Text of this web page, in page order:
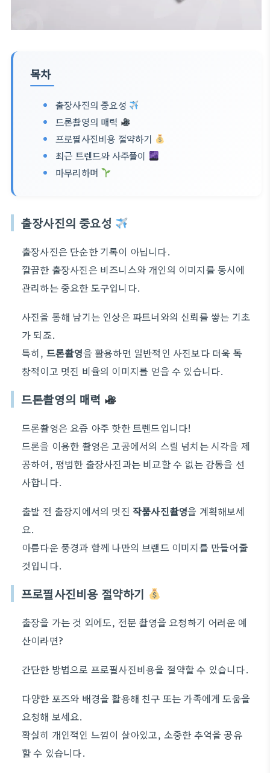
목차
출장사진의 중요성
드론촬영의 매력
프로필사진비용 절약하기
최근 트렌드와 사주풀이
마무리하며
출장사진의 중요성
출장사진은 단순한 기록이 아닙니다.
깔끔한 출장사진은 비즈니스와 개인의 이미지를 동시에
관리하는 중요한 도구입니다.
사진을 통해 남기는 인상은 파트너와의 신뢰를 쌓는 기초
가 되죠.
특히, 드론촬영을 활용하면 일반적인 사진보다 더욱 독
창적이고 멋진 비율의 이미지를 얻을 수 있습니다.
드론촬영의 매력
드론촬영은 요즘 아주 핫한 트렌드입니다!
드론을 이용한 촬영은 고공에서의 스릴 넘치는 시각을 제
공하여, 평범한 출장사진과는 비교할 수 없는 감동을 선
사합니다.
출발 전 출장지에서의 멋진 작품사진촬영을 계획해보세
요.
아름다운 풍경과 함께 나만의 브랜드 이미지를 만들어줄
것입니다.
프로필사진비용 절약하기
출장을 가는 것 외에도, 전문 촬영을 요청하기 어려운 예
산이라면?
간단한 방법으로 프로필사진비용을 절약할 수 있습니다.
다양한 포즈와 배경을 활용해 친구 또는 가족에게 도움을
요청해 보세요.
확실히 개인적인 느낌이 살아있고, 소중한 추억을 공유
할 수 있습니다.